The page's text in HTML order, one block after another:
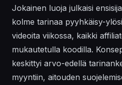
Jokainen luoja julkaisi
kolme tarinaa pyyhkäisy-
videoita viikossa, kaikki
mukautetulla koodilla.
keskittyi arvo-edellä
myyntiin, aitouden